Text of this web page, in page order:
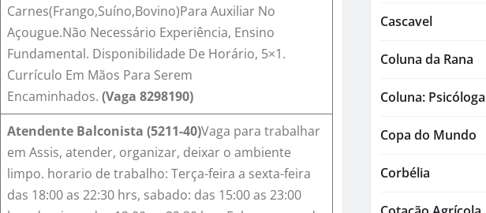
Carnes(Frango,Suíno,Bovino)Para Auxiliar No
Açougue.Não Necessário Experiência, Ensino
Fundamental. Disponibilidade De Horário, 5×1.
Currículo Em Mãos Para Serem
Encaminhados. (Vaga 8298190)
Atendente Balconista (5211-40)Vaga para trabalhar
em Assis, atender, organizar, deixar o ambiente
limpo. horario de trabalho: Terça-feira a sexta-feira
das 18:00 as 22:30 hrs, sabado: das 15:00 as 23:00
Cascavel
Coluna da Rana
Coluna:
Copa do Mundo
Corbélia